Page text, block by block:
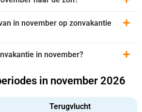
in november op zonvakantie
in november?
in november 2026
Terugvlucht